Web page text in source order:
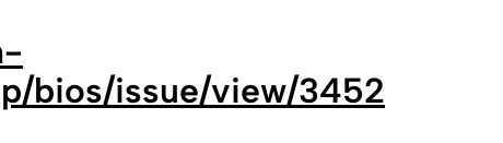
bios/issue/view/3452